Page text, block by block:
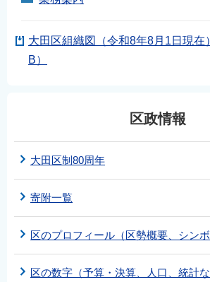
大田区組織図（令和8年8月1日現在
B）
区政情報
大田区制80周年
寄附一覧
区のプロフィール（区勢概要、シンボ
区の数字（予算・決算、人口、統計な